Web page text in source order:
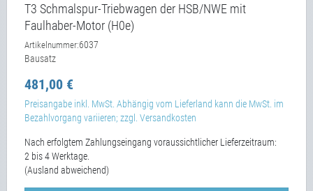
T3 Schmalspur-Triebwagen der HSB/NWE mit
Faulhaber-Motor (H0e)
Artikelnummer:6037
Bausatz
481,00 €
Preisangabe inkl. MwSt. Abhängig vom Lieferland kann die MwSt. im
Bezahlvorgang variieren; zzgl. Versandkosten
Nach erfolgtem Zahlungseingang voraussichtlicher Lieferzeitraum:
2 bis 4 Werktage.
(Ausland abweichend)